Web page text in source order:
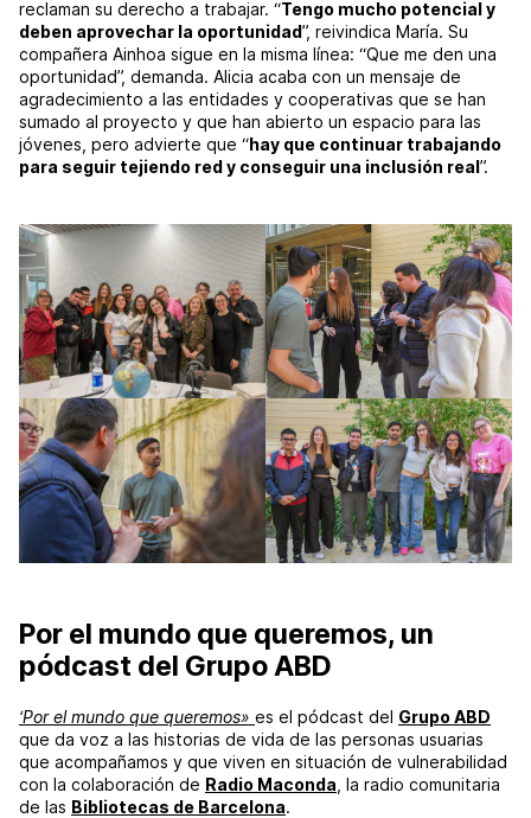
reclaman su derecho a trabajar. “Tengo mucho potencial y
deben aprovechar la oportunidad”, reivindica María. Su
compañera Ainhoa sigue en la misma línea: “Que me den una
oportunidad”, demanda. Alicia acaba con un mensaje de
agradecimiento a las entidades y cooperativas que se han
sumado al proyecto y que han abierto un espacio para las
jóvenes, pero advierte que “hay que continuar trabajando
para seguir tejiendo red y conseguir una inclusión real”.
Por el mundo que queremos, un
pódcast del Grupo ABD
‘Por el mundo que queremos» es el pódcast del Grupo ABD
que da voz a las historias de vida de las personas usuarias
que acompañamos y que viven en situación de vulnerabilidad
con la colaboración de Radio Maconda , la radio comunitaria
de las Bibliotecas de Barcelona.